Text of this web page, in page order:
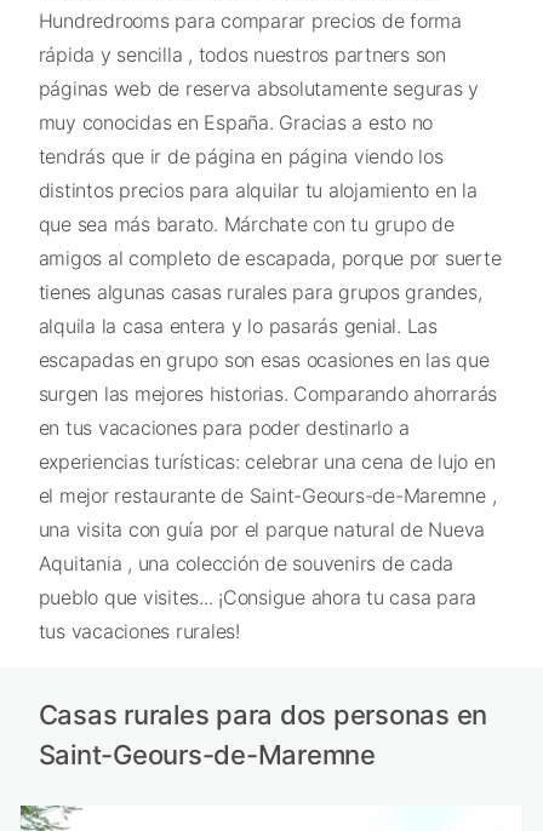
Hundredrooms para comparar precios de forma
rápida y sencilla , todos nuestros partners son
páginas web de reserva absolutamente seguras y
muy conocidas en España. Gracias a esto no
tendrás que ir de página en página viendo los
distintos precios para alquilar tu alojamiento en la
que sea más barato. Márchate con tu grupo de
amigos al completo de escapada, porque por suerte
tienes algunas casas rurales para grupos grandes,
alquila la casa entera y lo pasarás genial. Las
escapadas en grupo son esas ocasiones en las que
surgen las mejores historias. Comparando ahorrarás
en tus vacaciones para poder destinarlo a
experiencias turísticas: celebrar una cena de lujo en
el mejor restaurante de Saint-Geours-de-Maremne ,
una visita con guía por el parque natural de Nueva
Aquitania , una colección de souvenirs de cada
pueblo que visites... ¡Consigue ahora tu casa para
tus vacaciones rurales!
Casas rurales para dos personas en
Saint-Geours-de-Maremne